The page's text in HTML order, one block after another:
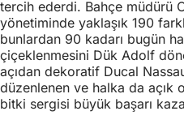
tercih ederdi. Bahçe müdürü
yönetiminde yaklaşık 190
bunlardan 90 kadarı bugün
çiçeklenmesini Dük Adolf
açıdan dekoratif Ducal
düzenlenen ve halka da açık
bitki sergisi büyük başarı